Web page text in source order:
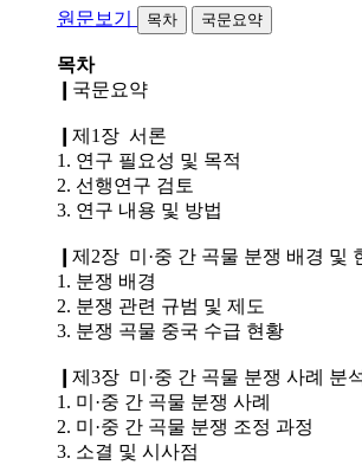
원문보기 목차 국문요약
목차
❙국문요약
❙제1장 서론
1. 연구 필요성 및 목적
2. 선행연구 검토
3. 연구 내용 및 방법
❙제2장 미·중 간 곡물 분쟁 배경 및
1. 분쟁 배경
2. 분쟁 관련 규범 및 제도
3. 분쟁 곡물 중국 수급 현황
❙제3장 미·중 간 곡물 분쟁 사례 분
1. 미·중 간 곡물 분쟁 사례
2. 미·중 간 곡물 분쟁 조정 과정
3. 소결 및 시사점